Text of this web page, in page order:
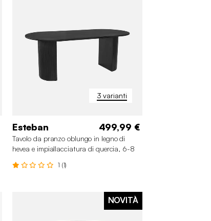
3 varianti
Esteban 499,99 €
Tavolo da pranzo oblungo in legno di
hevea e impiallacciatura di quercia, 6-8
1 (1)
NOVITÀ